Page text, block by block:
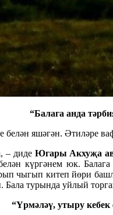
“Балага анда
яшәгән. Әтиләре
– диде Югары Акхуҗа
күргәнем юк.
чыгып китеп йөри
турында уйлый
“Үрмәләү, утыру кебек